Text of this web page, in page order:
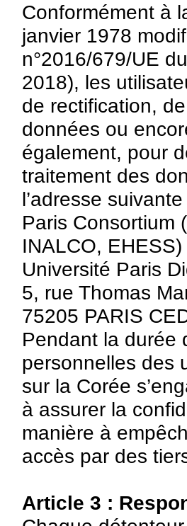
Conformément à
janvier 1978
n°2016/679/UE
2018), les
de rectification,
données ou
également, pour
traitement des
l’adresse
Paris Consortium
INALCO, EHESS)
Université Paris
5, rue Thomas
75205 PARIS
Pendant la durée
personnelles des
sur la Corée
à assurer la
manière à
accès par des
Article 3 :